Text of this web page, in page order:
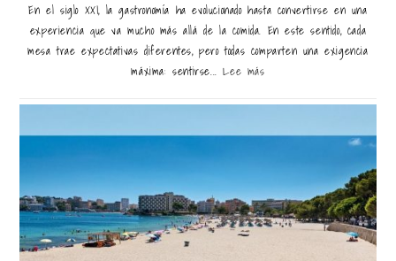
En el siglo XXI, la gastronomía ha evolucionado hasta convertirse en una
experiencia que va mucho más allá de la comida. En este sentido, cada
mesa trae expectativas diferentes, pero todas comparten una exigencia
máxima: sentirse...Lee más